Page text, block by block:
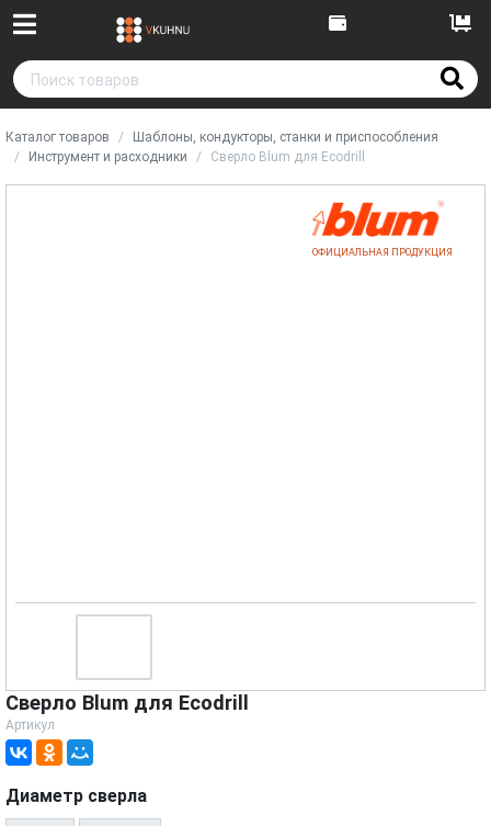
Каталог товаров
Шаблоны, кондукторы, станки и приспособления
Инструмент и расходники
Сверло Blum для Ecodrill
ОФИЦИАЛЬНАЯ ПРОДУКЦИЯ
Сверло Blum для Ecodrill
Артикул
Диаметр сверла